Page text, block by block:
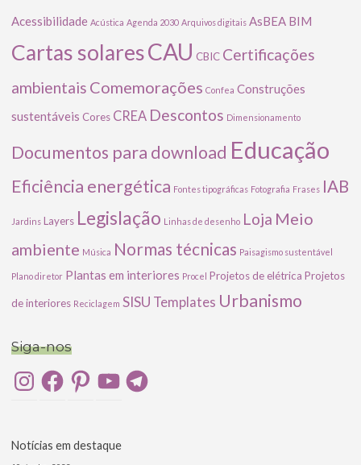
Acessibilidade Acústica Agenda 2030 Arquivos digitais AsBEA BIM
Cartas solaresCAU CBIC Certificações
ambientais Comemorações Confea Construções
sustentáveis Cores CREA Descontos Dimensionamento
Documentos para download Educação
Eficiência energética Fontes tipográficas Fotografia Frases IAB
Jardins Layers Legislação Linhas de desenho Loja Meio
ambiente Música Normas técnicas Paisagismo sustentável
Plano diretor Plantas em interiores Procel Projetos de elétrica Projetos
de interiores Reciclagem SISU Templates Urbanismo
Siga-nos
InstagramFacebookPinterestYouTubeTelegram
Notícias em destaque